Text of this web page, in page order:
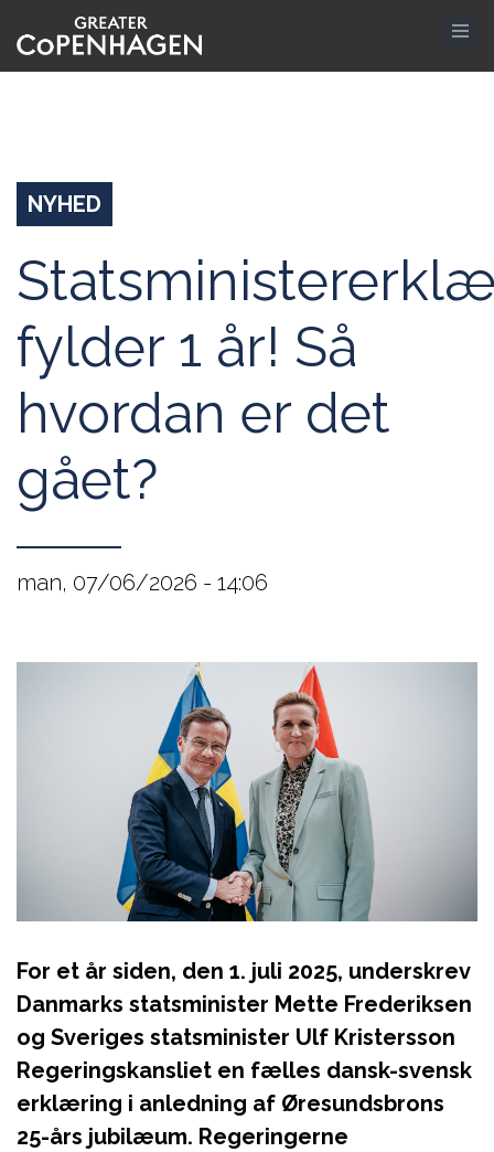
hovedindhold
NYHED
fylder 1 år! Så
hvordan er det
gået?
man, 07/06/2026 - 14:06
For et år siden, den 1. juli 2025, underskrev
Danmarks statsminister Mette Frederiksen
og Sveriges statsminister Ulf Kristersson
Regeringskansliet en fælles dansk-svensk
erklæring i anledning af Øresundsbrons
25-års jubilæum. Regeringerne